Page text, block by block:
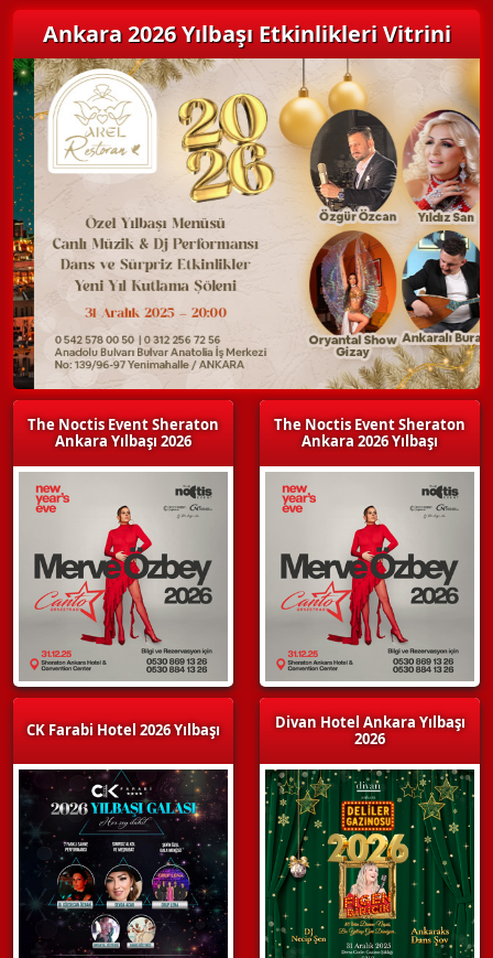
Ankara 2026 Yılbaşı Etkinlikleri Vitrini
The Noctis Event Sheraton
Ankara Yılbaşı 2026
CK Farabi Hotel 2026 Yılbaşı
The Noctis Event Sheraton
Ankara 2026 Yılbaşı
Divan Hotel Ankara Yılbaşı
2026